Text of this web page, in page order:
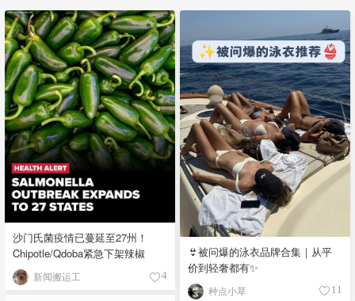
沙门氏菌疫情已蔓延至27州！
Chipotle/Qdoba紧急下架辣椒
新闻搬运工 4
👙被问爆的泳衣品牌合集｜从平
价到轻奢都有✨
种点小草 11